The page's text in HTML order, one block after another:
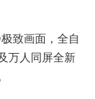
。2016年8
土木堡”资料